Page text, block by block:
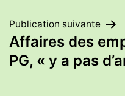
l’article
Publication suivante
Affaires des
PG, « y a pas